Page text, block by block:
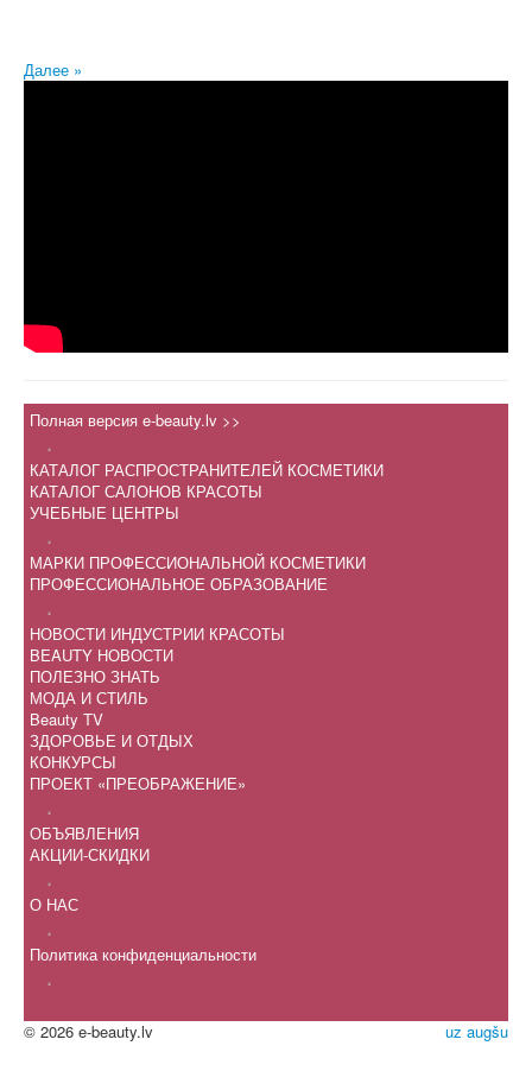
Далее »
Полная версия e-beauty.lv >>
.
КАТАЛОГ РАСПРОСТРАНИТЕЛЕЙ КОСМЕТИКИ
КАТАЛОГ САЛОНОВ КРАСОТЫ
УЧЕБНЫЕ ЦЕНТРЫ
.
МАРКИ ПРОФЕССИОНАЛЬНОЙ КОСМЕТИКИ
ПРОФЕССИОНАЛЬНОЕ ОБРАЗОВАНИЕ
.
НОВОСТИ ИНДУСТРИИ КРАСОТЫ
BEAUTY НОВОСТИ
ПОЛЕЗНО ЗНАТЬ
МОДА И СТИЛЬ
Beauty TV
ЗДОРОВЬЕ И ОТДЫХ
КОНКУРСЫ
ПРОЕКТ «ПРЕОБРАЖЕНИЕ»
.
ОБЪЯВЛЕНИЯ
АКЦИИ-СКИДКИ
.
О НАС
.
Политика конфиденциальности
.
uz augšu
© 2026 e-beauty.lv